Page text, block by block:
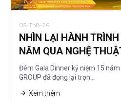
05-Th8-26
NHÌN LẠI HÀNH
NĂM QUA NGHỆ
TRANH CÁT
Đêm Gala Dinner kỷ niệm 15 năm
GROUP đã đọng lại trọn…
Xem thêm